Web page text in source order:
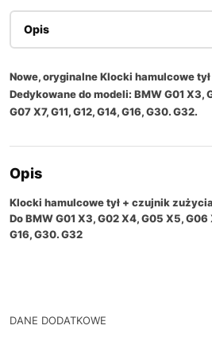
Opis
Nowe, oryginalne Klocki hamulcowe
Dedykowane do modeli: BMW G01 X3,
G07 X7, G11, G12, G14, G16, G30. G32.
Opis
Klocki hamulcowe tył + czujnik zużycia
Do BMW G01 X3, G02 X4, G05 X5, G06
G16, G30. G32
DANE DODATKOWE